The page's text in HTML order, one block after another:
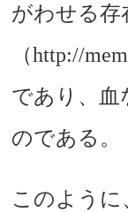
がわせる存
（http://
であり、血
のである。
このよう